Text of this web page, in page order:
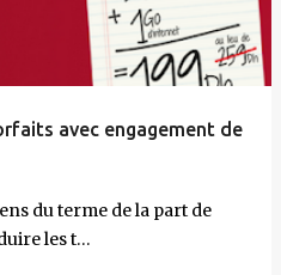
avec engagement de
du terme de la part de
les t…